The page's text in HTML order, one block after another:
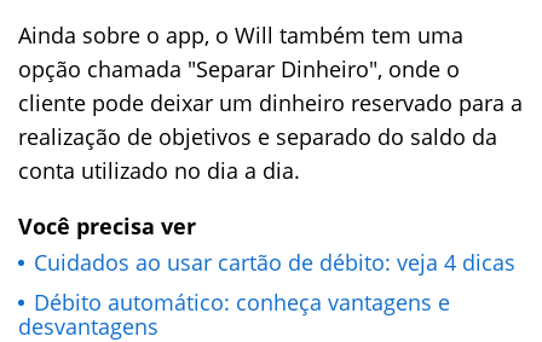
Ainda sobre o app, o Will também tem uma
opção chamada "Separar Dinheiro", onde o
cliente pode deixar um dinheiro reservado para a
realização de objetivos e separado do saldo da
conta utilizado no dia a dia.
Você precisa ver
Cuidados ao usar cartão de débito: veja 4 dicas
Débito automático: conheça vantagens e
desvantagens